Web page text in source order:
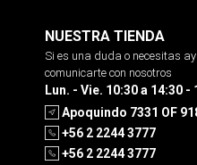
NUESTRA TIENDA
Si es una duda o necesitas
comunicarte con nosotros
Lun. - Vie. 10:30 a 14:30 -
Apoquindo 7331 OF
+56 2 2244 3777
+56 2 2244 3777